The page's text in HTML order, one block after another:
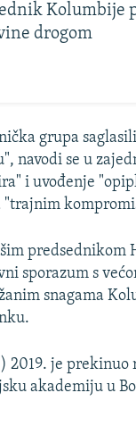
Kolumbije
drogom
grupa saglasili
navodi se u
i uvođenje
"trajnim
predsednikom
sporazum s
snagama
je prekinuo
akademiju u